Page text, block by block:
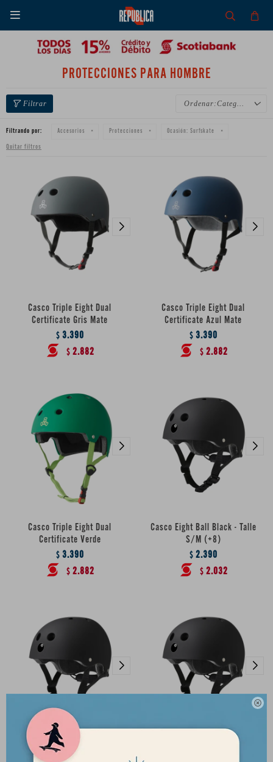


PROTECCIONES PARA HOMBRE
Categoría
Filtrando por: Accesorios Protecciones Ocasión: Surfskate
Quitar filtros
Casco Triple Eight Dual
Certificate Gris Mate
$ 3.390
$ 2.882
Casco Triple Eight Dual
Certificate Azul Mate
$ 3.390
$ 2.882
Casco Triple Eight Dual
Certificate Verde
$ 3.390
$ 2.882
Casco Eight Ball Black - Talle
S/M (+8)
$ 2.390
$ 2.032
Casco Eight Ball Black - Talle
M/L (+14)